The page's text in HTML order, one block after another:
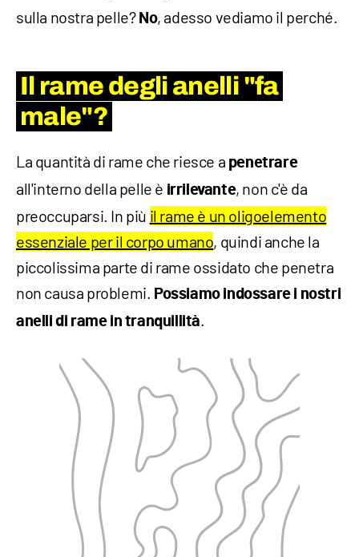
sulla nostra pelle? No, adesso vediamo il perché.
Il rame degli anelli "fa
male"?
La quantità di rame che riesce a penetrare
all'interno della pelle è irrilevante, non c'è da
preoccuparsi. In più il rame è un oligoelemento
essenziale per il corpo umano, quindi anche la
piccolissima parte di rame ossidato che penetra
non causa problemi.
Possiamo indossare i nostri
anelli di rame in tranquillità